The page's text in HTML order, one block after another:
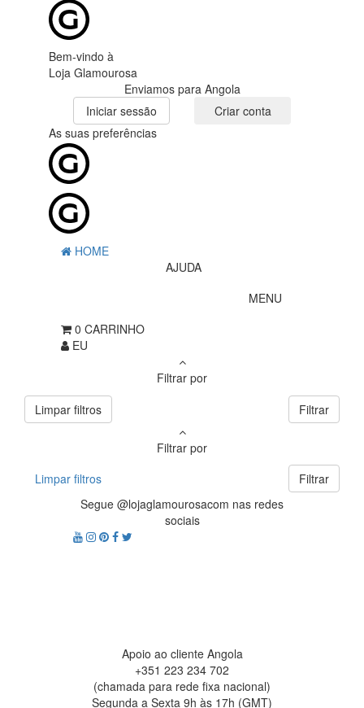
Bem-vindo à
Loja Glamourosa
Enviamos para Angola
Iniciar sessão
Criar conta
As suas preferências
HOME
AJUDA
MENU
0 CARRINHO
EU
Filtrar por
Limpar filtros
Filtrar
Filtrar por
Limpar filtros
Filtrar
Segue @lojaglamourosacom nas redes
sociais
Apoio ao cliente Angola
+351 223 234 702
(chamada para rede fixa nacional)
Segunda a Sexta 9h às 17h (GMT)